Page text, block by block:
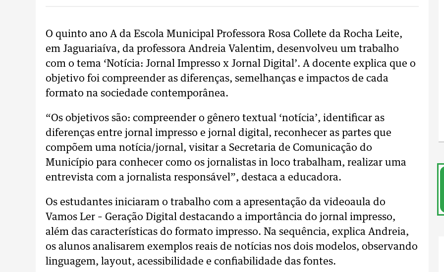
O quinto ano A da Escola Municipal Professora Rosa Collete da Rocha Leite,
em Jaguariaíva, da professora Andreia Valentim, desenvolveu um trabalho
com o tema ‘Notícia: Jornal Impresso x Jornal Digital’. A docente explica que o
objetivo foi compreender as diferenças, semelhanças e impactos de cada
formato na sociedade contemporânea.
“Os objetivos são: compreender o gênero textual ‘notícia’, identificar as
diferenças entre jornal impresso e jornal digital, reconhecer as partes que
compõem uma notícia/jornal, visitar a Secretaria de Comunicação do
Município para conhecer como os jornalistas in loco trabalham, realizar uma
entrevista com a jornalista responsável”, destaca a educadora.
Os estudantes iniciaram o trabalho com a apresentação da videoaula do
Vamos Ler – Geração Digital destacando a importância do jornal impresso,
além das características do formato impresso. Na sequência, explica Andreia,
os alunos analisarem exemplos reais de notícias nos dois modelos, observando
linguagem, layout, acessibilidade e confiabilidade das fontes.